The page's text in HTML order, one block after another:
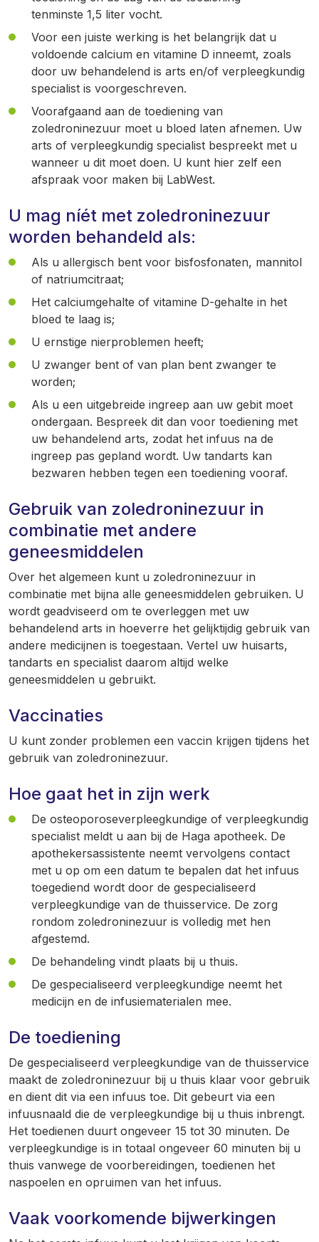
tenminste 1,5 liter vocht.
Voor een juiste werking is het belangrijk dat u
voldoende calcium en vitamine D inneemt, zoals
door uw behandelend is arts en/of verpleegkundig
specialist is voorgeschreven.
Voorafgaand aan de toediening van
zoledroninezuur moet u bloed laten afnemen. Uw
arts of verpleegkundig specialist bespreekt met u
wanneer u dit moet doen. U kunt hier zelf een
afspraak voor maken bij LabWest.
U mag níét met zoledroninezuur
worden behandeld als:
Als u allergisch bent voor bisfosfonaten, mannitol
of natriumcitraat;
Het calciumgehalte of vitamine D-gehalte in het
bloed te laag is;
U ernstige nierproblemen heeft;
U zwanger bent of van plan bent zwanger te
worden;
Als u een uitgebreide ingreep aan uw gebit moet
ondergaan. Bespreek dit dan voor toediening met
uw behandelend arts, zodat het infuus na de
ingreep pas gepland wordt. Uw tandarts kan
bezwaren hebben tegen een toediening vooraf.
Gebruik van zoledroninezuur in
combinatie met andere
geneesmiddelen
Over het algemeen kunt u zoledroninezuur in
combinatie met bijna alle geneesmiddelen gebruiken. U
wordt geadviseerd om te overleggen met uw
behandelend arts in hoeverre het gelijktijdig gebruik van
andere medicijnen is toegestaan. Vertel uw huisarts,
tandarts en specialist daarom altijd welke
geneesmiddelen u gebruikt.
Vaccinaties
U kunt zonder problemen een vaccin krijgen tijdens het
gebruik van zoledroninezuur.
Hoe gaat het in zijn werk
De osteoporoseverpleegkundige of verpleegkundig
specialist meldt u aan bij de Haga apotheek. De
apothekersassistente neemt vervolgens contact
met u op om een datum te bepalen dat het infuus
toegediend wordt door de gespecialiseerd
verpleegkundige van de thuisservice. De zorg
rondom zoledroninezuur is volledig met hen
afgestemd.
De behandeling vindt plaats bij u thuis.
De gespecialiseerd verpleegkundige neemt het
medicijn en de infusiematerialen mee.
De toediening
De gespecialiseerd verpleegkundige van de thuisservice
maakt de zoledroninezuur bij u thuis klaar voor gebruik
en dient dit via een infuus toe. Dit gebeurt via een
infuusnaald die de verpleegkundige bij u thuis inbrengt.
Het toedienen duurt ongeveer 15 tot 30 minuten. De
verpleegkundige is in totaal ongeveer 60 minuten bij u
thuis vanwege de voorbereidingen, toedienen het
naspoelen en opruimen van het infuus.
Vaak voorkomende bijwerkingen